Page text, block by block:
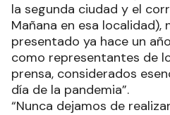
la segunda ciudad y el
Mañana en esa localidad),
presentado ya hace un
como representantes de
prensa, considerados
día de la pandemia”.
“Nunca dejamos de